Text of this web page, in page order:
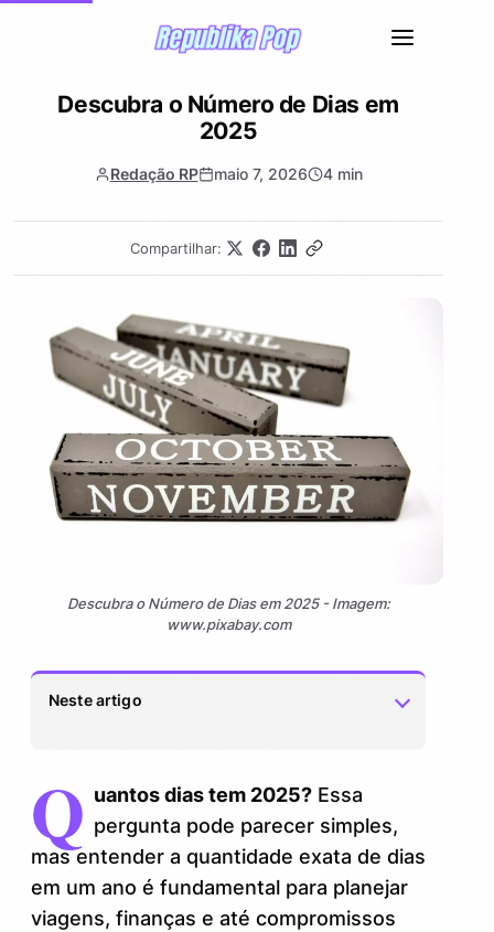
Descubra o Número de Dias em
2025
Redação RP maio 7, 2026 4 min
Compartilhar:
Descubra o Número de Dias em 2025 - Imagem:
www.pixabay.com
Neste artigo
nos dias do ano
1.1. Como identificar se um ano é bissexto?
2. Quantos dias tem 2025 na prática?
Q uantos dias tem 2025?Essa
pergunta pode parecer simples,
mas entender a quantidade exata de dias
em um ano é fundamental para planejar
viagens, finanças e até compromissos